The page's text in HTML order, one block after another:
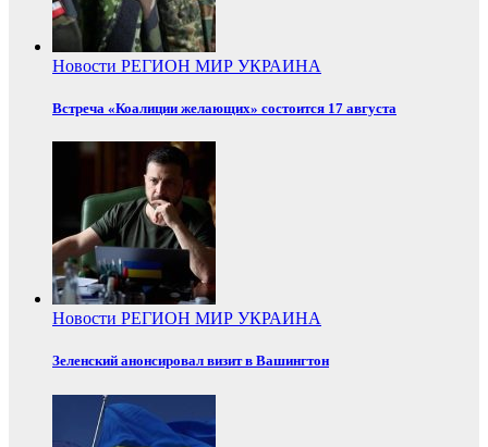
Новости РЕГИОН МИР УКРАИНА
Встреча «Коалиции желающих» состоится 17 августа
Новости РЕГИОН МИР УКРАИНА
Зеленский анонсировал визит в Вашингтон